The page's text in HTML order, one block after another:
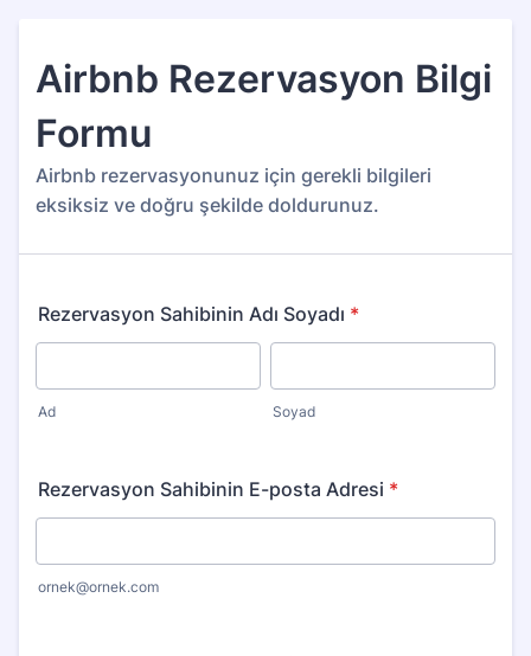
Airbnb Rezervasyon Bilgi
Formu
Airbnb rezervasyonunuz için gerekli bilgileri
eksiksiz ve doğru şekilde doldurunuz.
Rezervasyon Sahibinin Adı Soyadı *
Ad Soyad
Rezervasyon Sahibinin E-posta Adresi *
ornek@ornek.com